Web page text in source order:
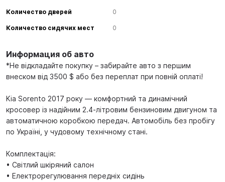
Информация об авто
*Не відкладайте покупку – забирайте авто з першим
внеском від 3500 $ або без переплат при повній оплаті!
Kia Sorento 2017 року — комфортний та динамічний
кросовер із надійним 2.4-літровим бензиновим двигуном та
автоматичною коробкою передач. Автомобіль без пробігу
по Україні, у чудовому технічному стані.
Комплектація:
• Світлий шкіряний салон
• Електрорегулювання передніх сидінь
Количество дверей 0
Количество сидячих мест 0